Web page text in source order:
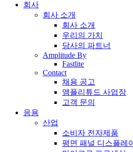
회사
회사 소개
회사 소개
우리의 가치
당사의 파트너
Amplitude By
Fastlite
Contact
채용 공고
앰플리튜드 사업장
고객 문의
응용
산업
소비자 전자제품
평면 패널 디스플레이